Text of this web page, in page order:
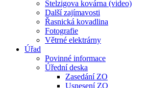
Stelzigova kovárna (video)
Další zajímavosti
Řasnická kovadlina
Fotografie
Větrné elektrárny
Úřad
Povinné informace
Úřední deska
Zasedání ZO
Usnesení ZO